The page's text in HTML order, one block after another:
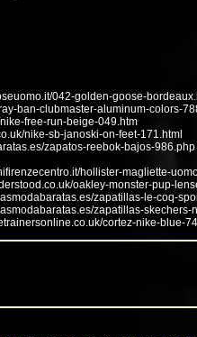
042-golden-goose-
ban-clubmaster-aluminum-colors-
free-run-beige-049.htm
nike-sb-janoski-on-feet-171.html
zapatos-reebok-bajos-986.php
hollister-magliette-
oakley-monster-pup-
zapatillas-le-coq-
zapatillas-
cortez-nike-blue-